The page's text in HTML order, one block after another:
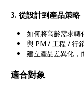
3. 從設計到產品策略
如何將高齡需求轉
與 PM / 工程 / 行
建立產品差異化，
適合對象